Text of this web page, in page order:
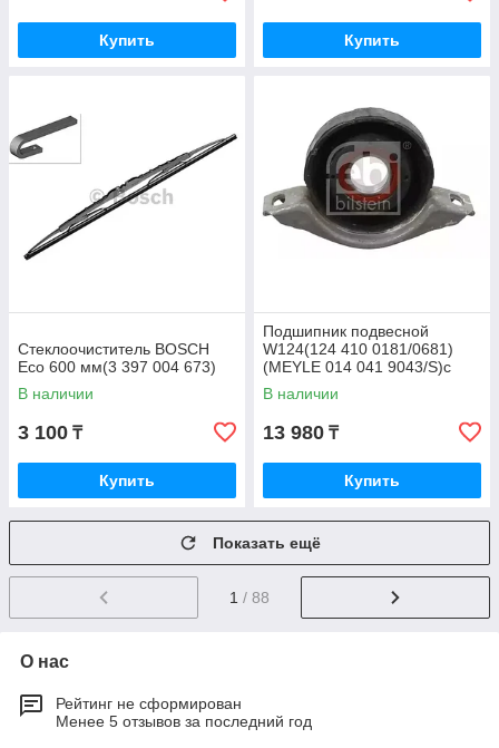
Купить Купить
Стеклоочиститель BOSCH
Eco 600 мм(3 397 004 673)
В наличии
3 100 ₸
Купить
Подшипник подвесной
W124(124 410 0181/0681)
(MEYLE 014 041 9043/S)с
подшипником
В наличии
13 980 ₸
Купить
Показать ещё
1 / 88
О нас
Рейтинг не сформирован
Менее 5 отзывов за последний год